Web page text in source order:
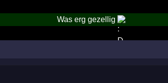
Was erg gezellig